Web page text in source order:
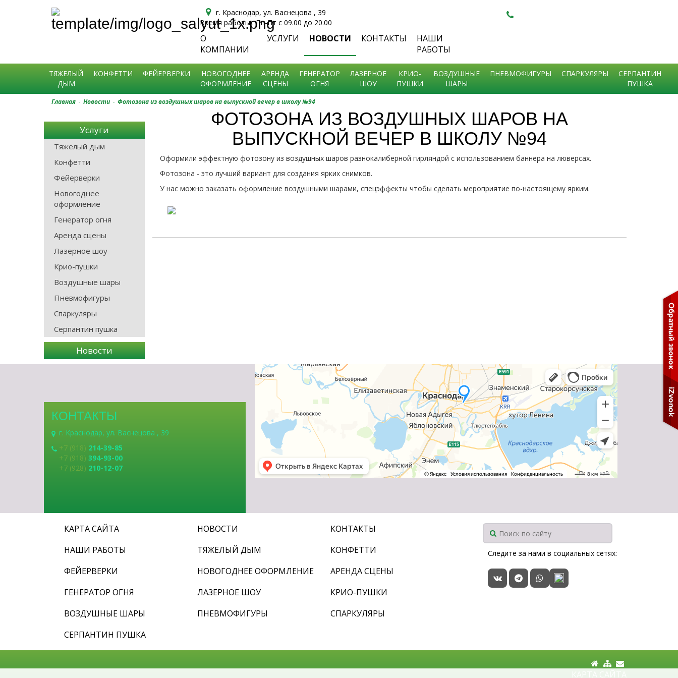
г. Краснодар, ул. Васнецова , 39
Время работы : Пн-Пт с 09.00 до 20.00
О
КОМПАНИИ
УСЛУГИ НОВОСТИ КОНТАКТЫ
НАШИ
РАБОТЫ
ТЯЖЕЛЫЙ
ДЫМ
КОНФЕТТИ ФЕЙЕРВЕРКИ
НОВОГОДНЕЕ
ОФОРМЛЕНИЕ
АРЕНДА
СЦЕНЫ
ГЕНЕРАТОР
ОГНЯ
ЛАЗЕРНОЕ
ШОУ
КРИО-
ПУШКИ
ВОЗДУШНЫЕ
ШАРЫ
ПНЕВМОФИГУРЫ СПАРКУЛЯРЫ
СЕРПАНТИН
ПУШКА
Главная - Новости - Фотозона из воздушных шаров на выпускной вечер в школу №94
Услуги
Тяжелый дым
Конфетти
Фейерверки
Новогоднее
оформление
Генератор огня
Аренда сцены
Лазерное шоу
Крио-пушки
Воздушные шары
Пневмофигуры
Спаркуляры
Серпантин пушка
Новости
ФОТОЗОНА ИЗ ВОЗДУШНЫХ ШАРОВ НА
ВЫПУСКНОЙ ВЕЧЕР В ШКОЛУ №94
Оформили эффектную фотозону из воздушных шаров разнокалиберной гирляндой с использованием баннера на люверсах.
Фотозона - это лучший вариант для создания ярких снимков.
У нас можно заказать оформление воздушными шарами, спецэффекты чтобы сделать мероприятие по-настоящему ярким.
КОНТАКТЫ
г. Краснодар, ул. Васнецова , 39
+7 (918) 214-39-85
+7 (918)394-93-00
+7 (928) 210-12-07
КАРТА САЙТА НОВОСТИ
КОНТАКТЫ
НАШИ РАБОТЫ
ТЯЖЕЛЫЙ ДЫМ
КОНФЕТТИ
ФЕЙЕРВЕРКИ
НОВОГОДНЕЕ ОФОРМЛЕНИЕ
АРЕНДА СЦЕНЫ
ГЕНЕРАТОР ОГНЯ
ЛАЗЕРНОЕ ШОУ
КРИО-ПУШКИ
ВОЗДУШНЫЕ ШАРЫ
ПНЕВМОФИГУРЫ
СПАРКУЛЯРЫ
СЕРПАНТИН ПУШКА
Следите за нами в социальных сетях: